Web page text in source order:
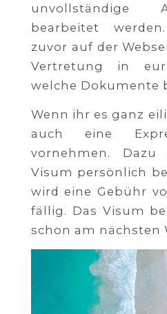
unvollständige
bearbeitet
zuvor auf der
Vertretung in
welche Dokumente
Wenn ihr es ganz
auch eine
vornehmen.
Visum persönlich
wird eine Gebühr
fällig. Das Visum
schon am nächsten